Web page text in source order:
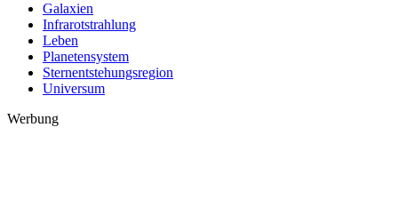
Galaxien
Infrarotstrahlung
Leben
Planetensystem
Sternentstehungsregion
Universum
Werbung